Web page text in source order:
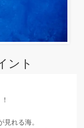
ント
！
見れる海。